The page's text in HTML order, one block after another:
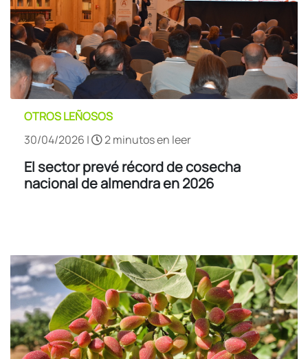
OTROS LEÑOSOS
30/04/2026 |
2 minutos en leer
El sector prevé récord de cosecha
nacional de almendra en 2026